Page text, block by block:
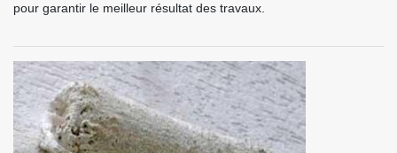
pour garantir le meilleur résultat des travaux.